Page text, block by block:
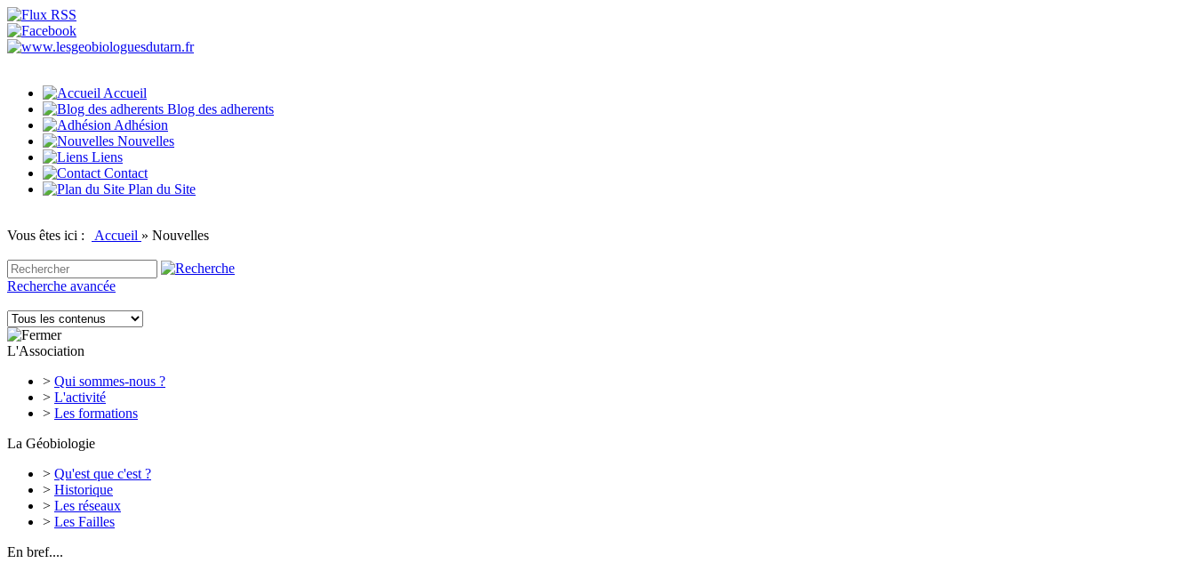
Accueil
Blog des adherents
Adhésion
Nouvelles
Liens
Contact
Plan du Site
Vous êtes ici : Accueil » Nouvelles
Recherche avancée
L'Association
> Qui sommes-nous ?
> L'activité
> Les formations
La Géobiologie
> Qu'est que c'est ?
> Historique
> Les réseaux
> Les Failles
En bref....